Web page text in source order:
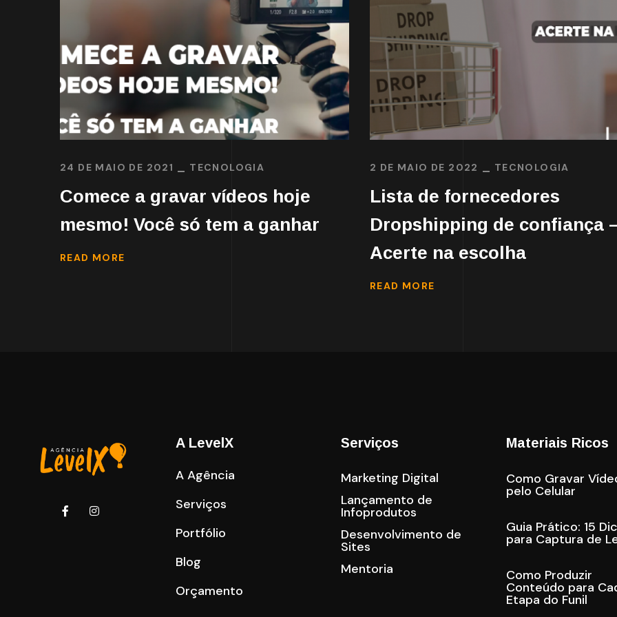
24 DE MAIO DE 2021 TECNOLOGIA
Comece a gravar vídeos hoje
mesmo! Você só tem a ganhar
READ MORE
2 DE MAIO DE 2022 TECNOLOGIA
Lista de fornecedores
Dropshipping de confiança
Acerte na escolha
READ MORE
A LevelX
A Agência
Serviços
Portfólio
Blog
Orçamento
Serviços
Marketing Digital
Lançamento de
Infoprodutos
Desenvolvimento de
Sites
Mentoria
Materiais Ricos
Como Gravar
pelo Celular
Guia Prático: 15
para Captura de
Como Produzir
Conteúdo para
Etapa do Funil